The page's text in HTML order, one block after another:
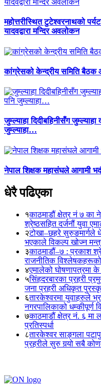
महोत्तरीस्थित टुटेश्वरनाथको
यादवद्वारा मन्दिर अवलोकन
कांग्रेसको केन्द्रीय समिति बैठक
जुम्ल्याहा दिदीबहिनीसँग जुम्ल्याहा
जुम्ल्याहा…
नेपाल शिक्षक महासंघले आगामी
धेरै पढिएका
१काठमाडौं क्षेत्र नं ७ का
श्रेष्ठसहित दर्जनौं युवा
२टोखा–छहरे सुरुङमार्गले
भएकाले विकल्प खोज्न
३काठमाडौं–७ : प्रकाश
राजनीतिक
४एमालेको घोषणापत्रमा के
५सिंहदरबारका प्रहरी
जना प्रहरी अधिकृत
६तारकेश्वरमा युवाहरुले
नगरपालिकाको धम्कीपूर्ण
७काठमाडौं क्षेत्र नं. ६ मा
प्रतिस्पर्धा
८तारकेश्वर साङ्गला
प्रहरीले सुरु गर्‍यो सबै